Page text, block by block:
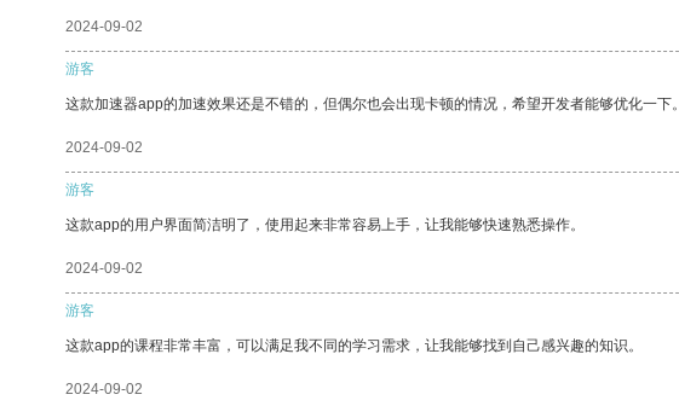
2024-09-02
游客
这款加速器app的加速效果还是不错的，但偶尔也会出现卡顿的情况，希望开发者能够优化一下。
2024-09-02
游客
这款app的用户界面简洁明了，使用起来非常容易上手，让我能够快速熟悉操作。
2024-09-02
游客
这款app的课程非常丰富，可以满足我不同的学习需求，让我能够找到自己感兴趣的知识。
2024-09-02